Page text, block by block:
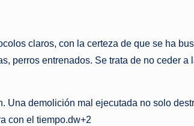
claros, con la certeza de que se ha
perros entrenados. Se trata de no ceder a
Una demolición mal ejecutada no solo
con el tiempo.dw+2